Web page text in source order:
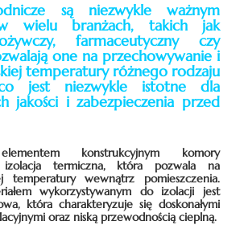
są niezwykle ważnym
wielu branżach, takich jak
farmaceutyczny czy
one na przechowywanie i
temperatury różnego rodzaju
jest niezwykle istotne dla
jakości i zabezpieczenia przed
konstrukcyjnym komory
izolacja termiczna, która pozwala na
temperatury wewnątrz pomieszczenia.
wykorzystywanym do izolacji jest
która charakteryzuje się doskonałymi
oraz niską przewodnością cieplną.